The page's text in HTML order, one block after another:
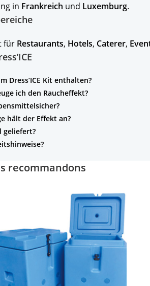
in Frankreich und Luxemburg.
für Restaurants, Hotels, Caterer,
Dress’ICE Kit enthalten?
ich den Raucheffekt?
hält der Effekt an?
geliefert?
recommandons